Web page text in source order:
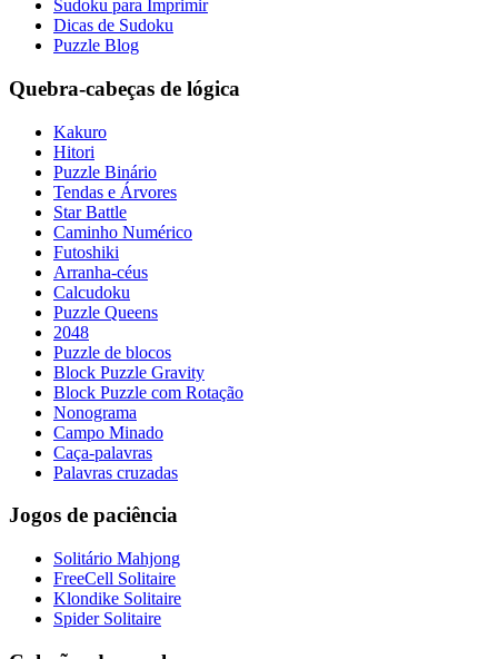
Sudoku para Imprimir
Dicas de Sudoku
Puzzle Blog
Quebra-cabeças de lógica
Kakuro
Hitori
Puzzle Binário
Tendas e Árvores
Star Battle
Caminho Numérico
Futoshiki
Arranha-céus
Calcudoku
Puzzle Queens
2048
Puzzle de blocos
Block Puzzle Gravity
Block Puzzle com Rotação
Nonograma
Campo Minado
Caça-palavras
Palavras cruzadas
Jogos de paciência
Solitário Mahjong
FreeCell Solitaire
Klondike Solitaire
Spider Solitaire